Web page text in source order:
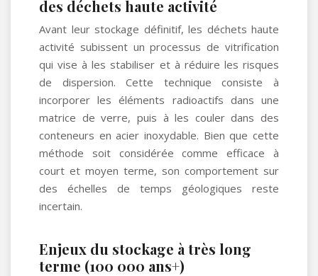
des déchets haute activité
Avant leur stockage définitif, les déchets haute
activité subissent un processus de vitrification
qui vise à les stabiliser et à réduire les risques
de dispersion. Cette technique consiste à
incorporer les éléments radioactifs dans une
matrice de verre, puis à les couler dans des
conteneurs en acier inoxydable. Bien que cette
méthode soit considérée comme efficace à
court et moyen terme, son comportement sur
des échelles de temps géologiques reste
incertain.
Enjeux du stockage à très long
terme (100 000 ans+)